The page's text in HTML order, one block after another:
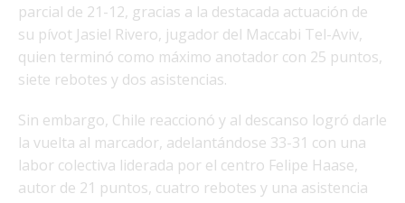
parcial de 21-12, gracias a la destacada actuación de
su pívot Jasiel Rivero, jugador del Maccabi Tel-Aviv,
quien terminó como máximo anotador con 25 puntos,
siete rebotes y dos asistencias.
Sin embargo, Chile reaccionó y al descanso logró darle
la vuelta al marcador, adelantándose 33-31 con una
labor colectiva liderada por el centro Felipe Haase,
autor de 21 puntos, cuatro rebotes y una asistencia